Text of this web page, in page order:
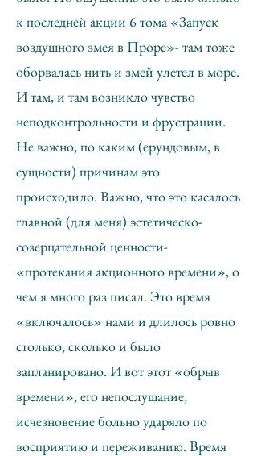
к последней акции 6 тома «Запуск
воздушного змея в Проре»- там тоже
оборвалась нить и змей улетел в море.
И там, и там возникло чувство
неподконтрольности и фрустрации.
Не важно, по каким (ерундовым, в
сущности) причинам это
происходило. Важно, что это касалось
главной (для меня) эстетическо-
созерцательной ценности-
«протекания акционного времени», о
чем я много раз писал. Это время
«включалось» нами и длилось ровно
столько, сколько и было
запланировано. И вот этот «обрыв
времени», его непослушание,
исчезновение больно ударяло по
восприятию и переживанию. Время